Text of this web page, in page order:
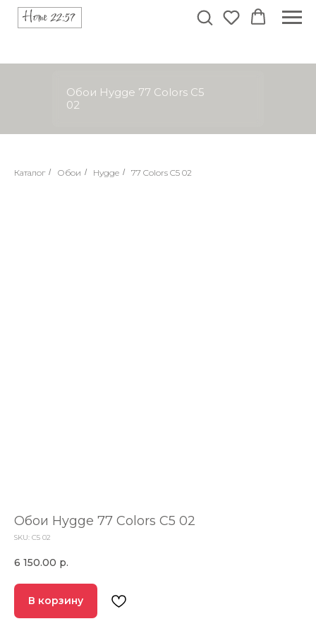
Обои Hygge 77 Colors C5
02
Каталог / Обои / Hygge / 77 Colors C5 02
Обои Hygge 77 Colors C5 02
SKU: C5 02
6 150.00 р.
В корзину